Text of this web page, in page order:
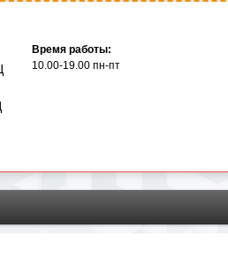
Время работы:
10.00-19.00 пн-пт